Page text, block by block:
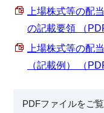
上場株式等の配
の記載要領 （
上場株式等の配
（記載例） （
PDFファイルをご